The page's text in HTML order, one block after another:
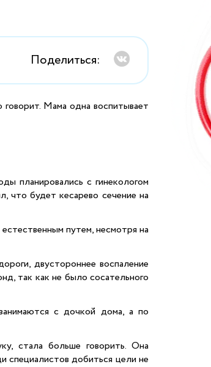
Поделиться:
Мама одна воспитывает
планировались с гинекологом
что будет кесарево сечение на
путем, несмотря на
двустороннее воспаление
так как не было сосательного
с дочкой дома, а по
стала больше говорить. Она
специалистов добиться цели не